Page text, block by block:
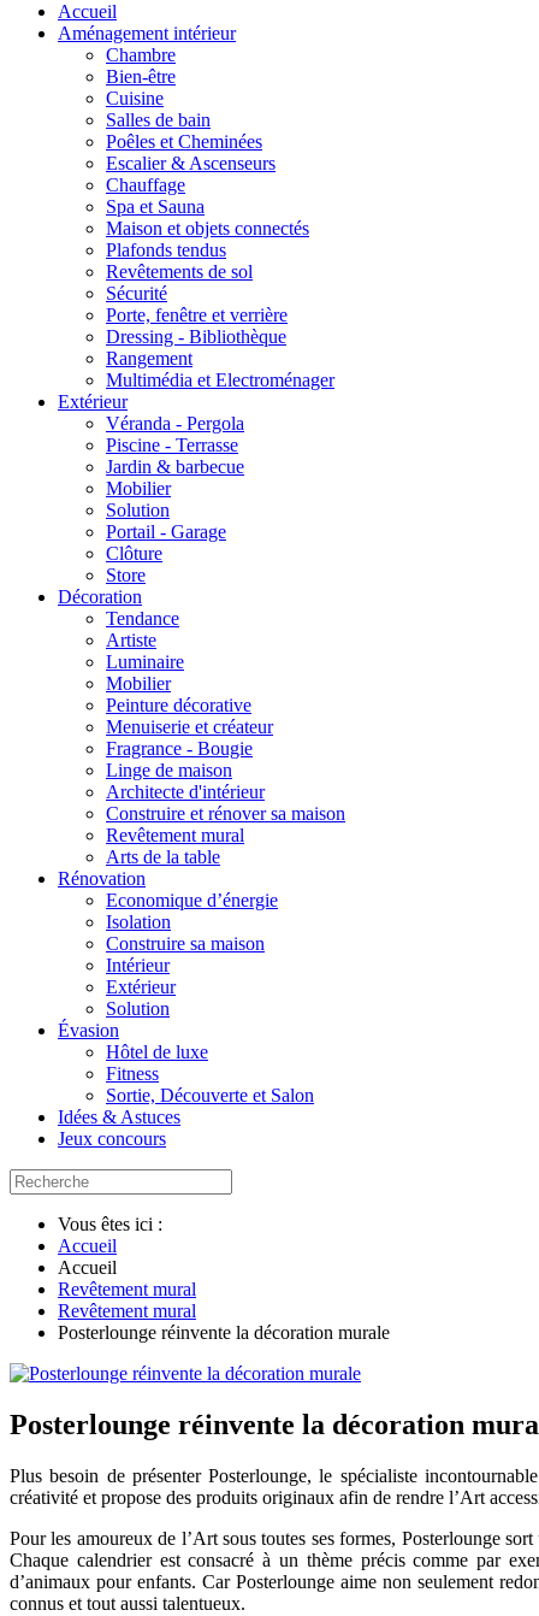
Accueil
Aménagement intérieur
Chambre
Bien-être
Cuisine
Salles de bain
Poêles et Cheminées
Escalier & Ascenseurs
Chauffage
Spa et Sauna
Maison et objets connectés
Plafonds tendus
Revêtements de sol
Sécurité
Porte, fenêtre et verrière
Dressing - Bibliothèque
Rangement
Multimédia et Electroménager
Extérieur
Véranda - Pergola
Piscine - Terrasse
Jardin & barbecue
Mobilier
Solution
Portail - Garage
Clôture
Store
Décoration
Tendance
Artiste
Luminaire
Mobilier
Peinture décorative
Menuiserie et créateur
Fragrance - Bougie
Linge de maison
Architecte d'intérieur
Construire et rénover sa maison
Revêtement mural
Arts de la table
Rénovation
Economique d’énergie
Isolation
Construire sa maison
Intérieur
Extérieur
Solution
Évasion
Hôtel de luxe
Fitness
Sortie, Découverte et Salon
Idées & Astuces
Jeux concours
Vous êtes ici :
Accueil
Accueil
Revêtement mural
Revêtement mural
Posterlounge réinvente la décoration murale
Posterlounge réinvente la décoration
Plus besoin de présenter Posterlounge, le spécialiste
créativité et propose des produits originaux afin de rendre l’Art
Pour les amoureux de l’Art sous toutes ses formes, Posterlounge
Chaque calendrier est consacré à un thème précis comme par
d’animaux pour enfants. Car Posterlounge aime non seulement
connus et tout aussi talentueux.